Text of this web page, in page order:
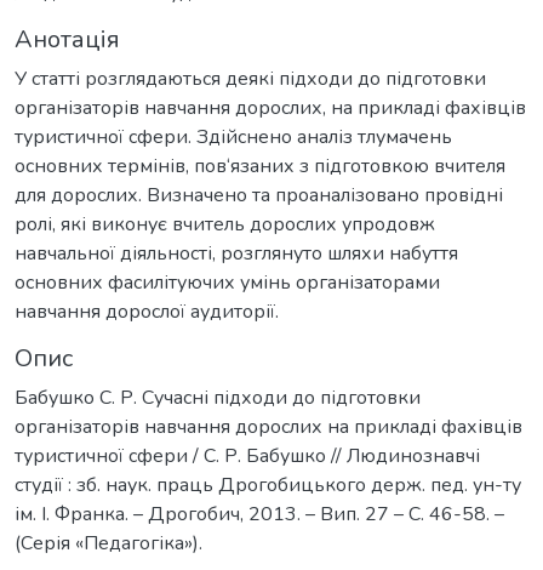
Анотація
У статті розглядаються деякі підходи до підготовки
організаторів навчання дорослих, на прикладі фахівців
туристичної сфери. Здійснено аналіз тлумачень
основних термінів, пов‘язаних з підготовкою вчителя
для дорослих. Визначено та проаналізовано провідні
ролі, які виконує вчитель дорослих упродовж
навчальної діяльності, розглянуто шляхи набуття
основних фасилітуючих умінь організаторами
навчання дорослої аудиторії.
Опис
Бабушко С. Р. Сучасні підходи до підготовки
організаторів навчання дорослих на прикладі фахівців
туристичної сфери / С. Р. Бабушко // Людинознавчі
студії : зб. наук. праць Дрогобицького держ. пед. ун-ту
ім. І. Франка. – Дрогобич, 2013. – Вип. 27 – С. 46-58. –
(Серія «Педагогіка»).